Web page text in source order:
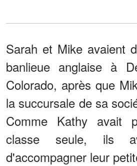
Sarah et Mike avaient
banlieue anglaise à
Colorado, après que
la succursale de sa
Comme Kathy avait
classe seule, ils
d'accompagner leur